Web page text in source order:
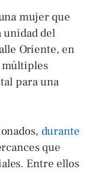
mujer que
unidad del
Oriente, en
múltiples
para una
durante
que
Entre ellos